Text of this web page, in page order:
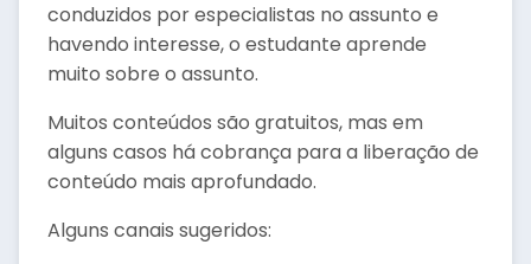
conduzidos por especialistas no assunto e
havendo interesse, o estudante aprende
muito sobre o assunto.
Muitos conteúdos são gratuitos, mas em
alguns casos há cobrança para a liberação de
conteúdo mais aprofundado.
Alguns canais sugeridos: